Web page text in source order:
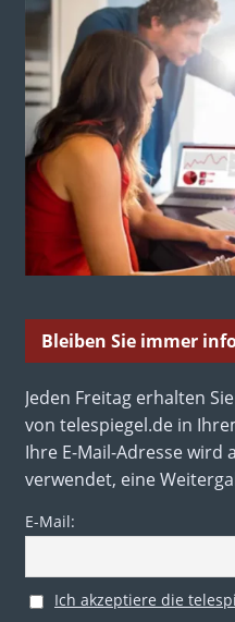
Bleiben Sie immer
Jeden Freitag erhalten
von telespiegel.de in
Ihre E-Mail-Adresse wird
verwendet, eine
E-Mail:
Ich akzeptiere die